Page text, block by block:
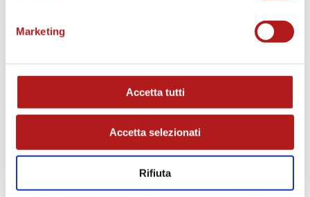
Marketing
Accetta tutti
Accetta selezionati
Rifiuta
AS CITTADELLA STORE